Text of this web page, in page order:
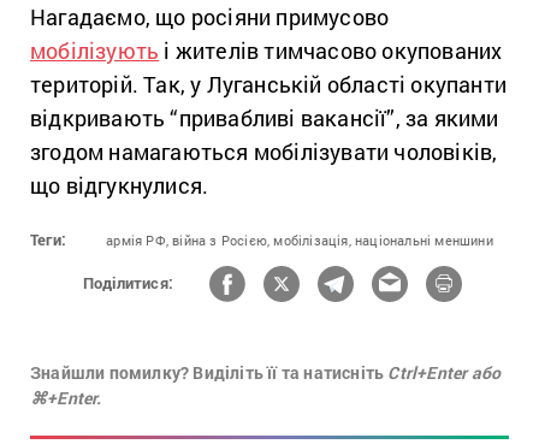
Нагадаємо, що росіяни примусово
мобілізують і жителів тимчасово окупованих
територій. Так, у Луганській області окупанти
відкривають “привабливі вакансії”, за якими
згодом намагаються мобілізувати чоловіків,
що відгукнулися.
Теги: армія РФ, війна з Росією, мобілізація, національні меншини
Поділитися:
Знайшли помилку? Виділіть її та натисніть Ctrl+Enter або
⌘+Enter.